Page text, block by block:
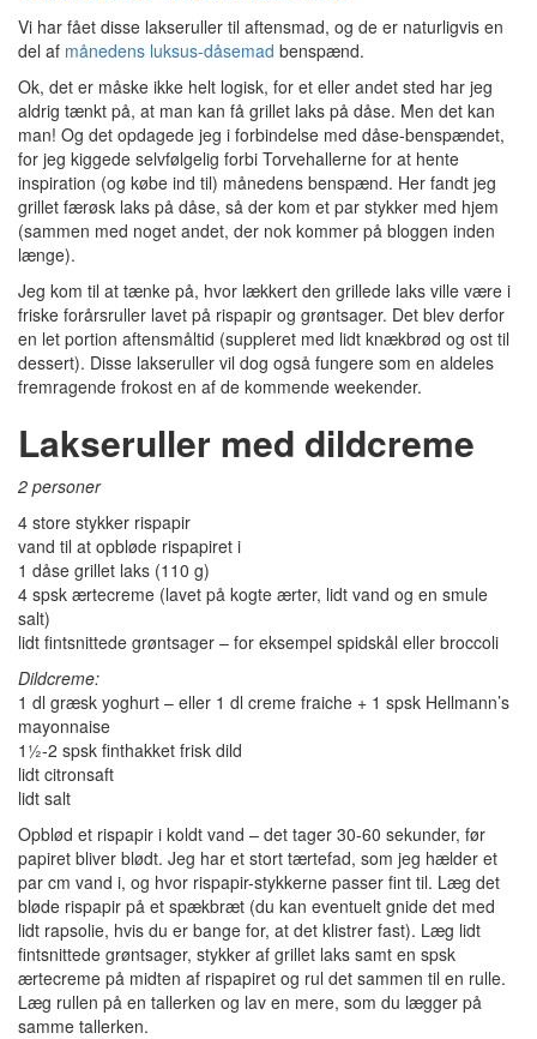
Vi har fået disse lakseruller til aftensmad, og de er naturligvis en
del af månedens luksus-dåsemad benspænd.
Ok, det er måske ikke helt logisk, for et eller andet sted har jeg
aldrig tænkt på, at man kan få grillet laks på dåse. Men det kan
man! Og det opdagede jeg i forbindelse med dåse-benspændet,
for jeg kiggede selvfølgelig forbi Torvehallerne for at hente
inspiration (og købe ind til) månedens benspænd. Her fandt jeg
grillet færøsk laks på dåse, så der kom et par stykker med hjem
(sammen med noget andet, der nok kommer på bloggen inden
længe).
Jeg kom til at tænke på, hvor lækkert den grillede laks ville være i
friske forårsruller lavet på rispapir og grøntsager. Det blev derfor
en let portion aftensmåltid (suppleret med lidt knækbrød og ost til
dessert). Disse lakseruller vil dog også fungere som en aldeles
fremragende frokost en af de kommende weekender.
Lakseruller med dildcreme
2 personer
4 store stykker rispapir
vand til at opbløde rispapiret i
1 dåse grillet laks (110 g)
4 spsk ærtecreme (lavet på kogte ærter, lidt vand og en smule
salt)
lidt fintsnittede grøntsager – for eksempel spidskål eller broccoli
Dildcreme:
1 dl græsk yoghurt – eller 1 dl creme fraiche + 1 spsk Hellmann’s
mayonnaise
1½-2 spsk finthakket frisk dild
lidt citronsaft
lidt salt
Opblød et rispapir i koldt vand – det tager 30-60 sekunder, før
papiret bliver blødt. Jeg har et stort tærtefad, som jeg hælder et
par cm vand i, og hvor rispapir-stykkerne passer fint til. Læg det
bløde rispapir på et spækbræt (du kan eventuelt gnide det med
lidt rapsolie, hvis du er bange for, at det klistrer fast). Læg lidt
fintsnittede grøntsager, stykker af grillet laks samt en spsk
ærtecreme på midten af rispapiret og rul det sammen til en rulle.
Læg rullen på en tallerken og lav en mere, som du lægger på
samme tallerken.